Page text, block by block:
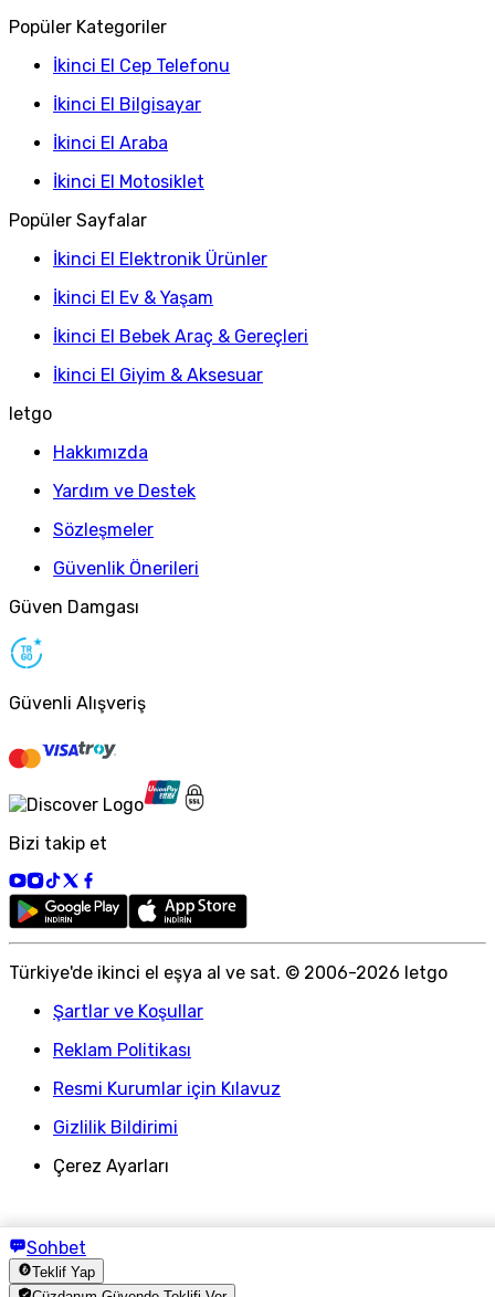
Sohbet
Teklif Yap
Popüler Kategoriler
İkinci El Cep Telefonu
İkinci El Bilgisayar
İkinci El Araba
İkinci El Motosiklet
Popüler Sayfalar
İkinci El Elektronik Ürünler
İkinci El Ev & Yaşam
İkinci El Bebek Araç & Gereçleri
İkinci El Giyim & Aksesuar
letgo
Hakkımızda
Yardım ve Destek
Sözleşmeler
Güvenlik Önerileri
Güven Damgası
Güvenli Alışveriş
Bizi takip et
Türkiye'de ikinci el eşya al ve sat. © 2006-2026 letgo
Şartlar ve Koşullar
Reklam Politikası
Resmi Kurumlar için Kılavuz
Gizlilik Bildirimi
Çerez Ayarları